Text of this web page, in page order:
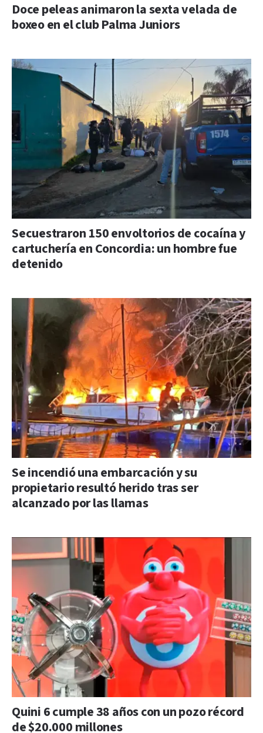
Doce peleas animaron la sexta velada de
boxeo en el club Palma Juniors
Secuestraron 150 envoltorios de cocaína y
cartuchería en Concordia: un hombre fue
detenido
Se incendió una embarcación y su
propietario resultó herido tras ser
alcanzado por las llamas
Quini 6 cumple 38 años con un pozo récord
de $20.000 millones